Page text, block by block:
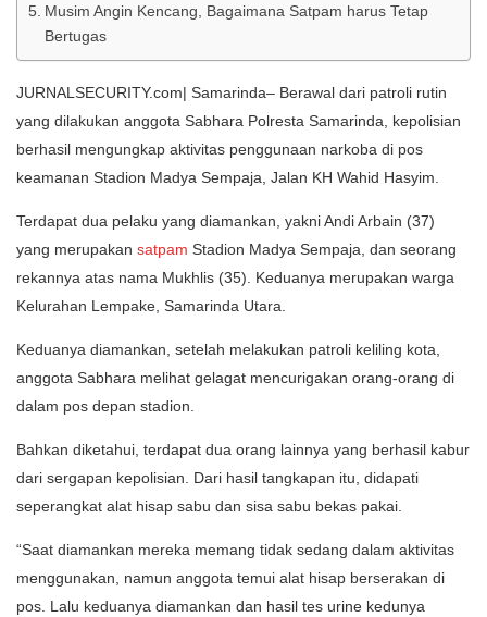
Musim Angin Kencang, Bagaimana Satpam harus Tetap
Bertugas
JURNALSECURITY.com| Samarinda– Berawal dari patroli rutin
yang dilakukan anggota Sabhara Polresta Samarinda, kepolisian
berhasil mengungkap aktivitas penggunaan narkoba di pos
keamanan Stadion Madya Sempaja, Jalan KH Wahid Hasyim.
Terdapat dua pelaku yang diamankan, yakni Andi Arbain (37)
yang merupakan satpam Stadion Madya Sempaja, dan seorang
rekannya atas nama Mukhlis (35). Keduanya merupakan warga
Kelurahan Lempake, Samarinda Utara.
Keduanya diamankan, setelah melakukan patroli keliling kota,
anggota Sabhara melihat gelagat mencurigakan orang-orang di
dalam pos depan stadion.
Bahkan diketahui, terdapat dua orang lainnya yang berhasil kabur
dari sergapan kepolisian. Dari hasil tangkapan itu, didapati
seperangkat alat hisap sabu dan sisa sabu bekas pakai.
“Saat diamankan mereka memang tidak sedang dalam aktivitas
menggunakan, namun anggota temui alat hisap berserakan di
pos. Lalu keduanya diamankan dan hasil tes urine kedunya